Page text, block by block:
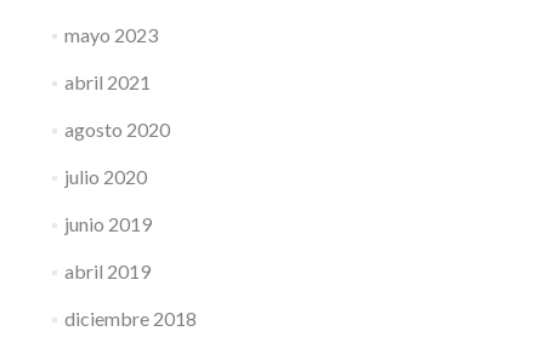
mayo 2023
abril 2021
agosto 2020
julio 2020
junio 2019
abril 2019
diciembre 2018